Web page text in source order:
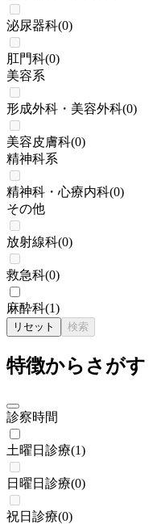
泌尿器科(0)
肛門科(0)
美容系
形成外科・美容外科(0)
美容皮膚科(0)
精神科系
精神科・心療内科(0)
その他
放射線科(0)
救急科(0)
麻酔科(1)
リセット 検索
特徴からさがす
診察時間
土曜日診療(1)
日曜日診療(0)
祝日診療(0)